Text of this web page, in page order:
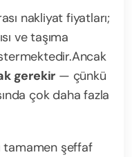
nakliyat fiyatları;
ve taşıma
Ancak
gerekir — çünkü
çok daha fazla
tamamen şeffaf